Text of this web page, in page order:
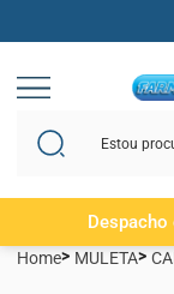
Home MULETA